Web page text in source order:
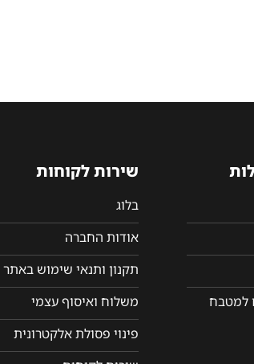
למטבח
שירות לקוחות
בלוג
אודות החברה
תקנון ותנאי שימוש באתר
משלוח ואיסוף עצמי
פינוי פסולת אלקטרונית